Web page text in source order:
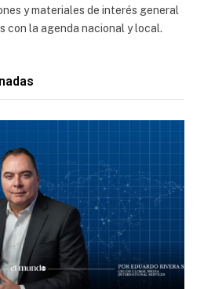
y materiales de interés general
con la agenda nacional y local.